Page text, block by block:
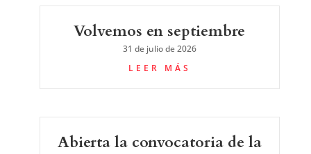
Volvemos en septiembre
31 de julio de 2026
LEER MÁS
Abierta la convocatoria de la